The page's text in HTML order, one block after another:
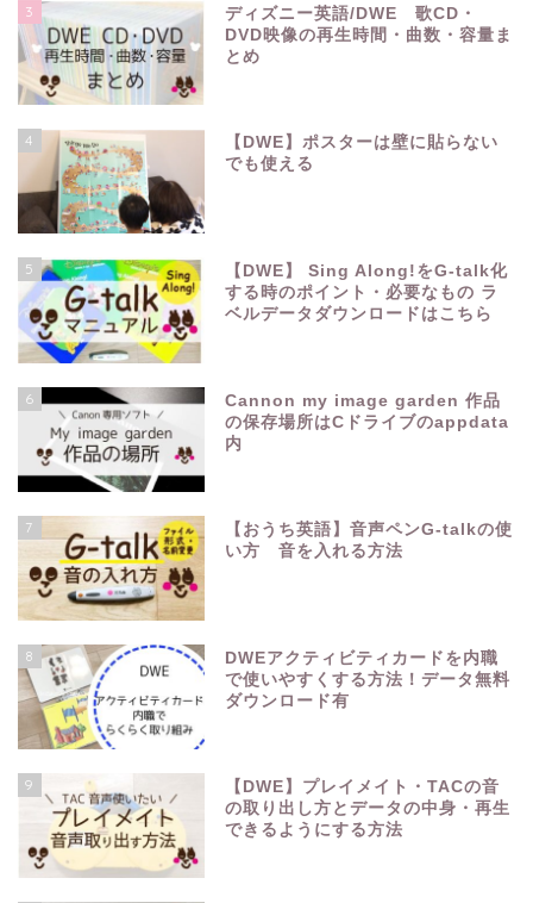
3
ディズニー英語/DWE 歌CD・
DVD映像の再生時間・曲数・容量ま
とめ
4
【DWE】ポスターは壁に貼らない
でも使える
5
【DWE】 Sing Along!をG-talk化
する時のポイント・必要なもの ラ
ベルデータダウンロードはこちら
6
Cannon my image garden 作品
の保存場所はCドライブのappdata
内
7
【おうち英語】音声ペンG-talkの使
い方 音を入れる方法
8
DWEアクティビティカードを内職
で使いやすくする方法！データ無料
ダウンロード有
9
【DWE】プレイメイト・TACの音
の取り出し方とデータの中身・再生
できるようにする方法